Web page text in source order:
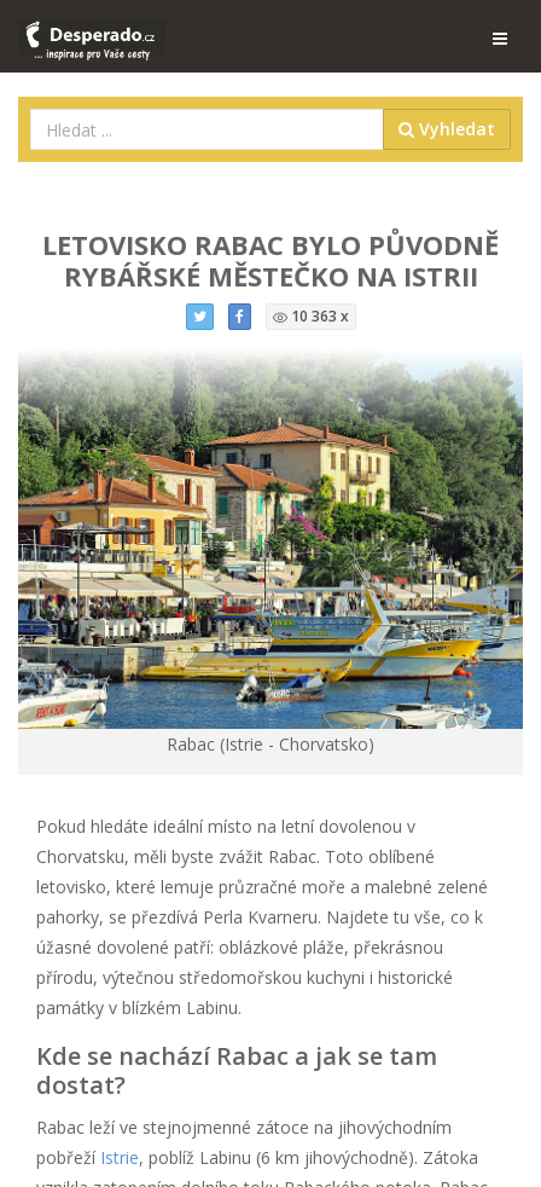
Vyhledat
LETOVISKO RABAC BYLO PŮVODNĚ
RYBÁŘSKÉ MĚSTEČKO NA ISTRII
10 363 x
Rabac (Istrie - Chorvatsko)
Pokud hledáte ideální místo na letní dovolenou v
Chorvatsku, měli byste zvážit Rabac. Toto oblíbené
letovisko, které lemuje průzračné moře a malebné zelené
pahorky, se přezdívá Perla Kvarneru. Najdete tu vše, co k
úžasné dovolené patří: oblázkové pláže, překrásnou
přírodu, výtečnou středomořskou kuchyni i historické
památky v blízkém Labinu.
Kde se nachází Rabac a jak se tam
dostat?
Rabac leží ve stejnojmenné zátoce na jihovýchodním
pobřeží Istrie, poblíž Labinu (6 km jihovýchodně). Zátoka